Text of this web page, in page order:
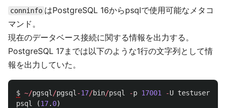
conninfo はPostgreSQL 16からpsqlで使用可能なメタコ
マンド。
現在のデータベース接続に関する情報を出力する。
PostgreSQL 17までは以下のような1行の文字列として情
報を出力していた。
$ ~/pgsql /pgsql -17/bin/psql -p 17001 -U testuser
psql
(17. 0)